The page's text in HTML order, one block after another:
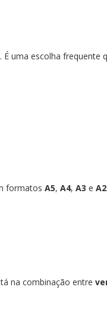
uma escolha frequente
formatos A5, A4, A3 e A2
na combinação entre